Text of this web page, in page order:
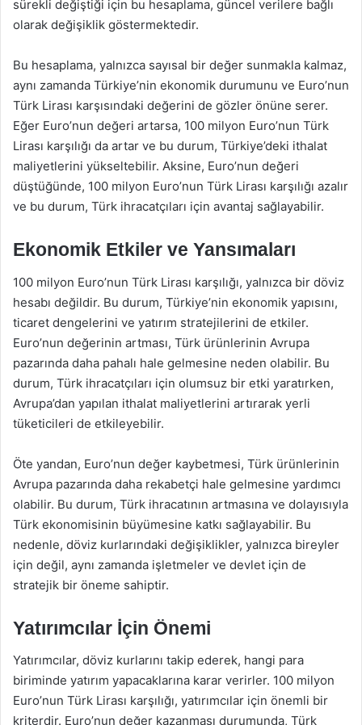
sürekli değiştiği için bu hesaplama, güncel verilere bağlı
olarak değişiklik göstermektedir.
Bu hesaplama, yalnızca sayısal bir değer sunmakla kalmaz,
aynı zamanda Türkiye’nin ekonomik durumunu ve Euro’nun
Türk Lirası karşısındaki değerini de gözler önüne serer.
Eğer Euro’nun değeri artarsa, 100 milyon Euro’nun Türk
Lirası karşılığı da artar ve bu durum, Türkiye’deki ithalat
maliyetlerini yükseltebilir. Aksine, Euro’nun değeri
düştüğünde, 100 milyon Euro’nun Türk Lirası karşılığı azalır
ve bu durum, Türk ihracatçıları için avantaj sağlayabilir.
Ekonomik Etkiler ve Yansımaları
100 milyon Euro’nun Türk Lirası karşılığı, yalnızca bir döviz
hesabı değildir. Bu durum, Türkiye’nin ekonomik yapısını,
ticaret dengelerini ve yatırım stratejilerini de etkiler.
Euro’nun değerinin artması, Türk ürünlerinin Avrupa
pazarında daha pahalı hale gelmesine neden olabilir. Bu
durum, Türk ihracatçıları için olumsuz bir etki yaratırken,
Avrupa’dan yapılan ithalat maliyetlerini artırarak yerli
tüketicileri de etkileyebilir.
Öte yandan, Euro’nun değer kaybetmesi, Türk ürünlerinin
Avrupa pazarında daha rekabetçi hale gelmesine yardımcı
olabilir. Bu durum, Türk ihracatının artmasına ve dolayısıyla
Türk ekonomisinin büyümesine katkı sağlayabilir. Bu
nedenle, döviz kurlarındaki değişiklikler, yalnızca bireyler
için değil, aynı zamanda işletmeler ve devlet için de
stratejik bir öneme sahiptir.
Yatırımcılar İçin Önemi
Yatırımcılar, döviz kurlarını takip ederek, hangi para
biriminde yatırım yapacaklarına karar verirler. 100 milyon
Euro’nun Türk Lirası karşılığı, yatırımcılar için önemli bir
kriterdir. Euro’nun değer kazanması durumunda, Türk